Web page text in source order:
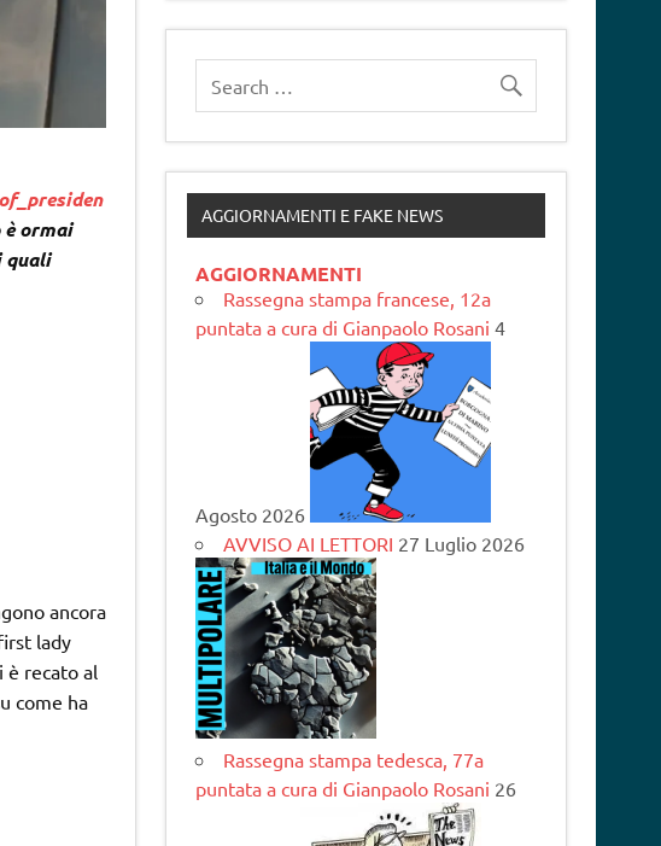
ormai
quali
ancora
lady
è recato al
come ha
AGGIORNAMENTI E FAKE NEWS
AGGIORNAMENTI
Rassegna stampa francese, 12a
puntata a cura di Gianpaolo Rosani 4
Agosto 2026
AVVISO AI LETTORI 27 Luglio 2026
Rassegna stampa tedesca, 77a
puntata a cura di Gianpaolo Rosani 26